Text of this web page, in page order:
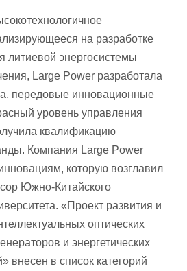
на разработке
литиевой энергосистемы
Large Power разработала
передовые инновационные
уровень управления
квалификацию
Компания Large Power
которую возглавил
Южно-Китайского
«Проект развития и
оптических
и энергетических
внесен в список категорий